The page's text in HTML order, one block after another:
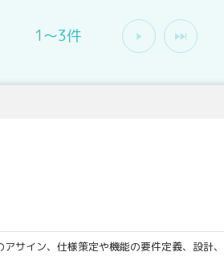
1〜3件
サイン、仕様策定や機能の要件定義、設計